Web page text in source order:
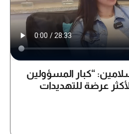
“كبار المسؤولين
عرضة للتهديدات